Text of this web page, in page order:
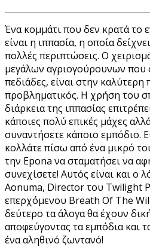
Ένα κομμάτι που δεν κρατά το
είναι η ιππασία, η οποία
πολλές περιπτώσεις. Ο
μεγάλων αγριογούρουνων που
πεδιάδες, είναι στην καλύτερη
προβληματικός. Η χρήση του
διάρκεια της ιππασίας
κάποιες πολύ επικές μάχες
συναντήσετε κάποιο εμπόδιο.
κολλάτε πίσω από ένα μικρό
την Epona να σταματήσει να
συνεχίσετε! Αυτός είναι και ο
Aonuma, Director του Twilight
επερχόμενου Breath Of The
δεύτερο τα άλογα θα έχουν
αποφεύγοντας τα εμπόδια και
ένα αληθινό ζωντανό!